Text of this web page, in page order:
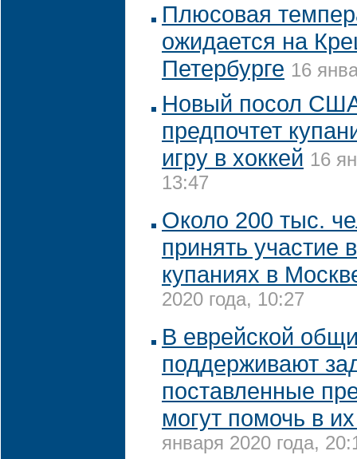
Плюсовая
ожидается на
Петербурге 16
Новый посол
предпочтет
игру в хоккей 16
13:47
Около 200 тыс.
принять участие
купаниях в
2020 года, 10:27
В еврейской
поддерживают
поставленные
могут помочь в
января 2020 года,